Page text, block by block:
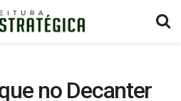
no Decanter